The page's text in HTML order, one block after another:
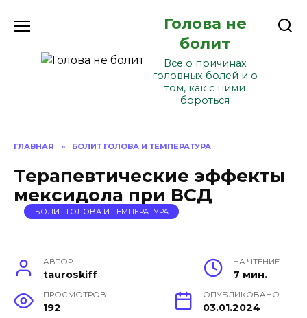
Голова не
болит
Все о причинах
головных болей и о
том, как с ними
бороться
ГЛАВНАЯ » БОЛИТ ГОЛОВА И ТЕМПЕРАТУРА
Терапевтические эффекты
мексидола при ВСД
БОЛИТ ГОЛОВА И ТЕМПЕРАТУРА
АВТОР
tauroskiff
НА ЧТЕНИЕ
7 мин.
ПРОСМОТРОВ
192
ОПУБЛИКОВАНО
03.01.2024